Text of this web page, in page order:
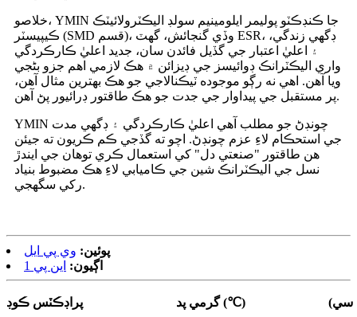
خلاصو، YMIN جا ڪنڊڪٽو پوليمر ايلومينيم سولڊ اليڪٽرولائيٽڪ
ڪيپيسٽر (SMD قسم)، وڏي گنجائش، گهٽ ESR، ڊگهي زندگي،
۽ اعليٰ اعتبار جي گڏيل فائدن سان، جديد اعليٰ ڪارڪردگي
واري اليڪٽرانڪ ڊوائيسز جي ڊيزائن ۾ هڪ لازمي اهم جزو بڻجي
ويا آهن. اهي نه رڳو موجوده ٽيڪنالاجي جو هڪ بهترين مثال آهن،
پر مستقبل جي پيداوار جي جدت جو هڪ طاقتور ڊرائيور پڻ آهن.
YMIN چونڊڻ جو مطلب آهي اعليٰ ڪارڪردگي ۽ ڊگهي مدت
جي استحڪام لاءِ عزم چونڊڻ. اچو ته گڏجي ڪم ڪريون ته جيئن
هن طاقتور "صنعتي دل" کي استعمال ڪري توهان جي ايندڙ
نسل جي اليڪٽرانڪ شين جي ڪاميابي لاءِ هڪ مضبوط بنياد
رکي سگهجي.
پوئين: وي پي ايل
اڳيون: اين پي 1
پراڊڪٽس ڪوڊ گرمي پد (℃)
سي)